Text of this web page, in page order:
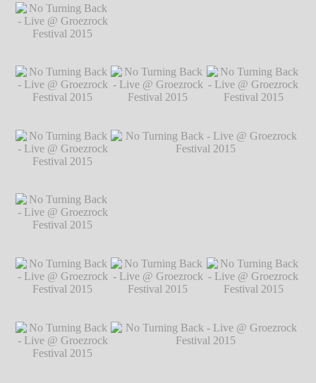
No Turning Back -
Live @ Groezrock
Festival 2015℗
No Turning Back -
Live @ Groezrock
Festival 2015℗
No Turning Back - Live @ Groezrock
Festival 2015℗ Markus Hillgärtner
No Turning Back -
Live @ Groezrock
Festival 2015℗
No Turning Back -
Live @ Groezrock
No Turning Back -
Live @ Groezrock
No Turning Back -
Live @ Groezrock
Festival 2015℗
No Turning Back -
Live @ Groezrock
Festival 2015℗
No Turning Back - Live @ Groezrock
Festival 2015℗ Markus Hillgärtner
No Turning Back -
Live @ Groezrock
Festival 2015℗
No Turning Back -
Live @ Groezrock
No Turning Back -
Live @ Groezrock